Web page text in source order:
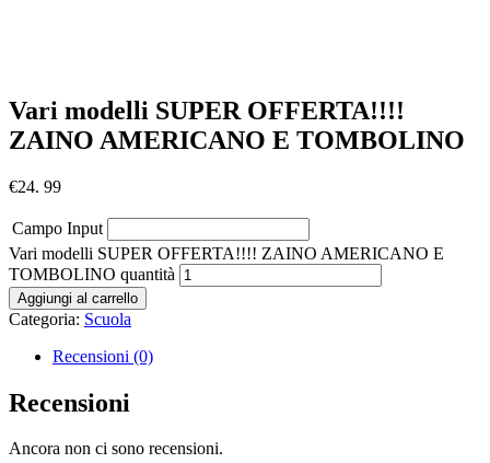
Vari modelli SUPER OFFERTA!!!!
ZAINO AMERICANO E TOMBOLINO
€24. 99
Campo Input
Vari modelli SUPER OFFERTA!!!! ZAINO AMERICANO E
TOMBOLINO quantità
Aggiungi al carrello
Categoria: Scuola
Recensioni (0)
Recensioni
Ancora non ci sono recensioni.